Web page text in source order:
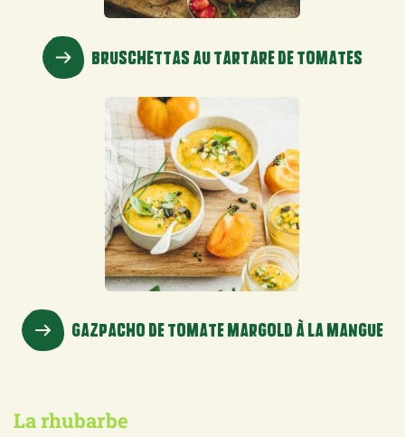
BRUSCHETTAS AU TARTARE DE TOMATES
GAZPACHO DE TOMATE MARGOLD À LA MANGUE
La rhubarbe